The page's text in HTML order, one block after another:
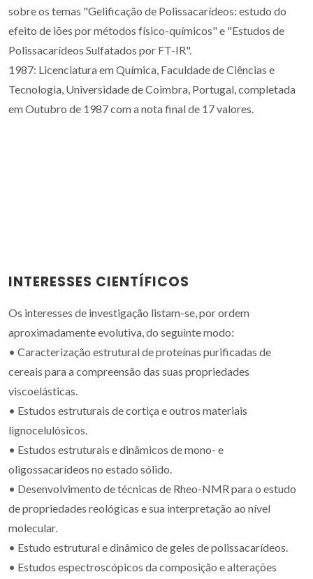
sobre os temas "Gelificação de Polissacarídeos: estudo do
efeito de iões por métodos físico-químicos" e "Estudos de
Polissacarídeos Sulfatados por FT-IR".
1987: Licenciatura em Química, Faculdade de Ciências e
Tecnologia, Universidade de Coimbra, Portugal, completada
em Outubro de 1987 com a nota final de 17 valores.
INTERESSES CIENTÍFICOS
Os interesses de investigação listam-se, por ordem
aproximadamente evolutiva, do seguinte modo:
• Caracterização estrutural de proteínas purificadas de
cereais para a compreensão das suas propriedades
viscoelásticas.
• Estudos estruturais de cortiça e outros materiais
lignocelulósicos.
• Estudos estruturais e dinâmicos de mono- e
oligossacarídeos no estado sólido.
• Desenvolvimento de técnicas de Rheo-NMR para o estudo
de propriedades reológicas e sua interpretação ao nível
molecular.
• Estudo estrutural e dinâmico de geles de polissacarídeos.
• Estudos espectroscópicos da composição e alterações